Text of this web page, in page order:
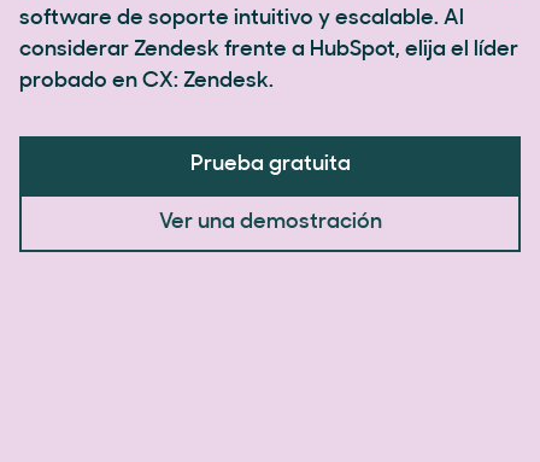
software de soporte intuitivo y escalable. Al
considerar Zendesk frente a HubSpot, elija el líder
probado en CX: Zendesk.
Prueba gratuita
Ver una demostración